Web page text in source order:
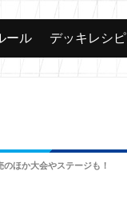
カード
ール デッキレシピ
ほか大会やステージも！